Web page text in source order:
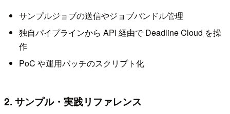
サンプルジョブの送信やジョブバンドル管理
独自パイプラインから API 経由で Deadline Cloud を操
作
PoC や運用バッチのスクリプト化
2. サンプル・実践リファレンス